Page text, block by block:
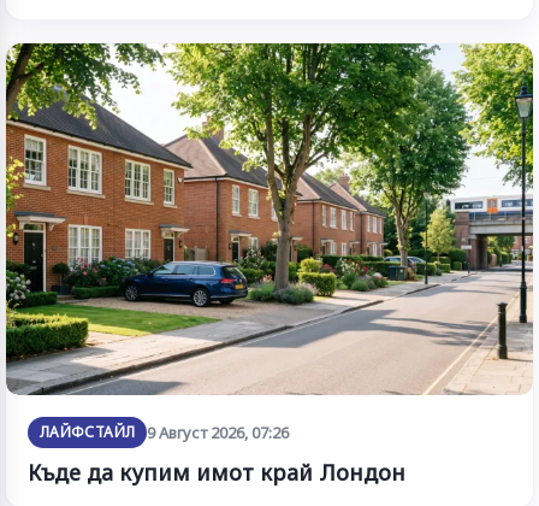
ЛАЙФСТАЙЛ 9 Август 2026, 07:26
Къде да купим имот край Лондон